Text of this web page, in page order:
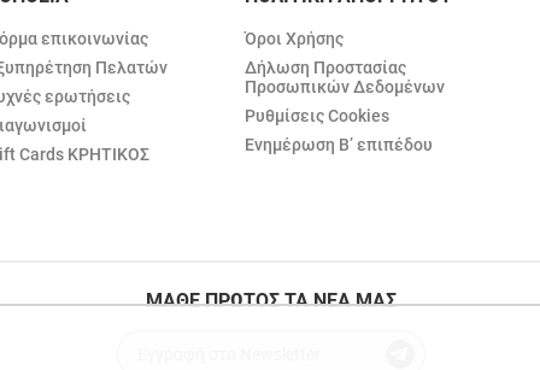
επικοινωνίας
Πελατών
ερωτήσεις
Cards ΚΡΗΤΙΚΟΣ
Όροι Χρήσης
Δήλωση Προστασίας
Προσωπικών Δεδομένων
Ρυθμίσεις Cookies
Ενημέρωση Β’ επιπέδου
ΜΑΘΕ ΠΡΩΤΟΣ ΤΑ ΝΕΑ ΜΑΣ